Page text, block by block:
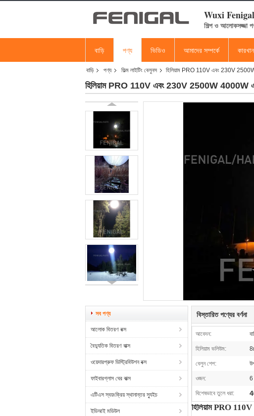
Wuxi
শিল্প ও আলোকসজ্জা
বাড়ি পণ্য ভিডিও আমাদের সম্পর্কে
বাড়ি পণ্য ফিল্ম লাইটিং বেলুনস হিলিয়াম PRO 110V এবং 230V 2500W
হিলিয়াম PRO 110V এবং 230V 2500W 4000W
সব পণ্য
আলোক বিতরণ বক্স
বৈদ্যুতিক বিতরণ বাক্স
ওয়েদারপ্রুফ ডিস্ট্রিবিউশন বক্স
ফাইবারগ্লাস ঘের বাক্স
এটিএস স্বয়ংক্রিয় স্থানান্তর স্যুইচ
ইডিআই মডিউল
বিস্তারিত পণ্যের বর্ণনা
আবেদন:
হিলিয়াম ভলিউম:
বেলুন শেপ:
ওজন: 6
বিশেষভাবে তুলে ধরা:
হিলিয়াম PRO